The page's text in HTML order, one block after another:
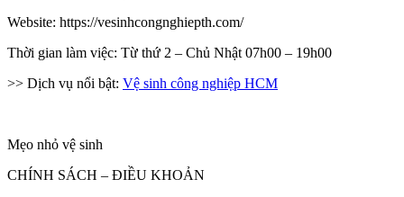
Website: https://vesinhcongnghiepth.com/
Thời gian làm việc: Từ thứ 2 – Chủ Nhật 07h00 – 19h00
>> Dịch vụ nổi bật: Vệ sinh công nghiệp HCM
Mẹo nhỏ vệ sinh
CHÍNH SÁCH – ĐIỀU KHOẢN